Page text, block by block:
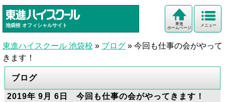
池袋校 オフィシャルサイト メニュー
東進
ホームページ
東進ハイスクール 池袋校 » ブログ » 今回も仕事の会がやって
きます！
ブログ
2019年 9月 6日 今回も仕事の会がやってきます！